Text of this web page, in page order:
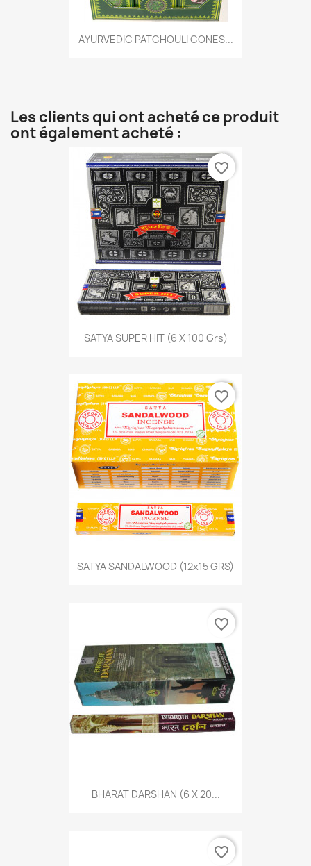
AYURVEDIC PATCHOULI CONES...
Les clients qui ont acheté ce produit
ont également acheté :
SATYA SUPER HIT (6 X 100 Grs)
favorite_border
SATYA SANDALWOOD (12x15 GRS)
favorite_border
BHARAT DARSHAN (6 X 20...
favorite_border
favorite_border